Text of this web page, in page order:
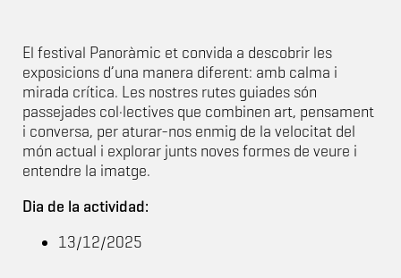
El festival Panoràmic et convida a descobrir les
exposicions d’una manera diferent: amb calma i
mirada crítica. Les nostres rutes guiades són
passejades col·lectives que combinen art, pensament
i conversa, per aturar-nos enmig de la velocitat del
món actual i explorar junts noves formes de veure i
entendre la imatge.
Dia de la actividad:
13/12/2025